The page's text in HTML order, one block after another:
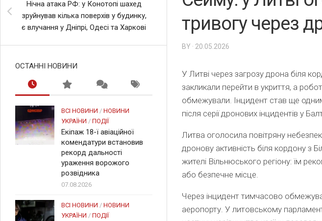
тривогу через
BY · 20.05.2026
У Литві через загрозу дрона біля
закликали перейти в укриття, а
обмежували. Інцидент став ще
після серії дронових інцидентів у
Литва оголосила повітряну
дронову активність біля кордону
жителі Вільнюського регіону: їм
або безпечне місце.
Через інцидент тимчасово
аеропорту. У литовському
Нічна атака РФ: у Конотопі шахед
зруйнував кілька поверхів у будинку,
є влучання у Дніпрі, Одесі та Харкові
ОСТАННІ НОВИНИ
ВСІ НОВИНИ / НОВИНИ
УКРАЇНИ / ПОДІЇ
Екіпаж 18-ї авіаційної
комендатури встановив
рекорд дальності
ураження ворожого
розвідника
07.08.2026
ВСІ НОВИНИ / НОВИНИ
УКРАЇНИ / ПОДІЇ